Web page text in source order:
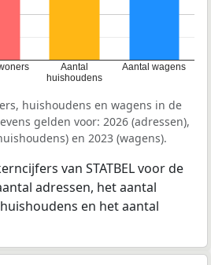
Aantal
huishoudens
Aantal wagens
huishoudens en wagens in de
gelden voor: 2026 (adressen),
en 2023 (wagens).
van STATBEL voor de
adressen, het aantal
en het aantal